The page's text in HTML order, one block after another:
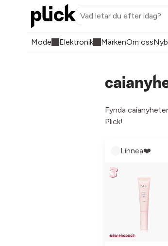
Mode Elektronik MärkenOm oss
Fynda
Plick!
Linnea❤️